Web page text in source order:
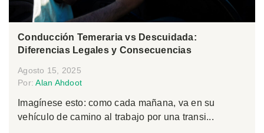
Conducción Temeraria vs Descuidada:
Diferencias Legales y Consecuencias
Agosto 15, 2025
Por:Alan Ahdoot
Imagínese esto: como cada mañana, va en su
vehículo de camino al trabajo por una transi...